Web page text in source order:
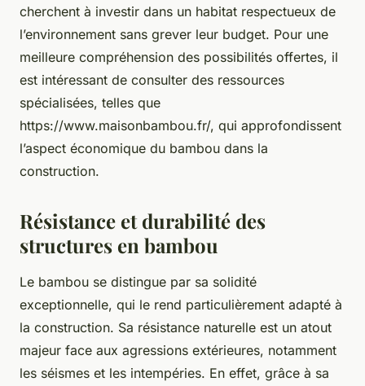
cherchent à investir dans un habitat respectueux de
l’environnement sans grever leur budget. Pour une
meilleure compréhension des possibilités offertes, il
est intéressant de consulter des ressources
spécialisées, telles que
https://www.maisonbambou.fr/, qui approfondissent
l’aspect économique du bambou dans la
construction.
Résistance et durabilité des
structures en bambou
Le bambou se distingue par sa solidité
exceptionnelle, qui le rend particulièrement adapté à
la construction. Sa résistance naturelle est un atout
majeur face aux agressions extérieures, notamment
les séismes et les intempéries. En effet, grâce à sa